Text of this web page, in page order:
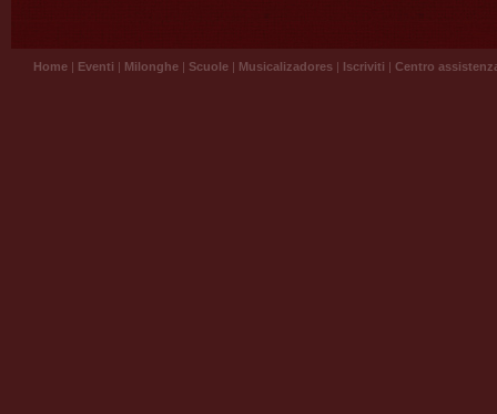
Home | Eventi | Milonghe | Scuole | Musicalizadores | Iscriviti | Centro